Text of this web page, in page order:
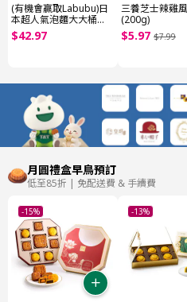
(有機會贏取Labubu)日
本超人氣泡麵大大桶
(~1.85kg)
$42.97
三養芝士辣雞
(200g)
$5.97 $7.99
月圓禮盒早鳥預訂
低至85折 | 免配送費 & 手續費
-15% -13%